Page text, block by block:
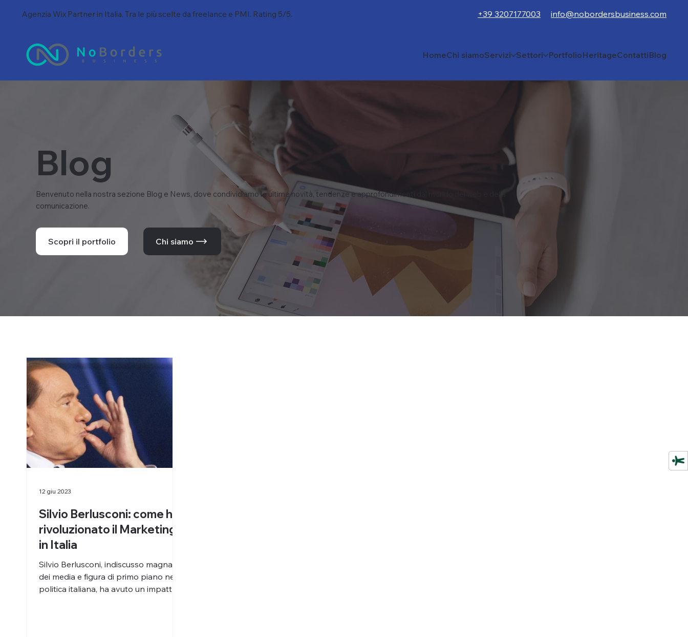
Agenzia Wix Partner in Italia. Tra le più scelte da freelance e PMI. Rating 5/5. +39 3207177003 info@nobordersbusiness.com
HomeChi siamoServizi Settori PortfolioHeritageContattiBlog
Blog
Benvenuto nella nostra sezione Blog e News, dove condividiamo le ultime novità, tendenze e approfondimenti dal mondo del web e della
comunicazione.
Scopri il portfolio Chi siamo
Silvio Berlusconi: come ha
rivoluzionato il Marketing
in Italia
Silvio Berlusconi, indiscusso magnate
dei media e figura di primo piano nella
politica italiana, ha avuto un impatto
12 giu 2023